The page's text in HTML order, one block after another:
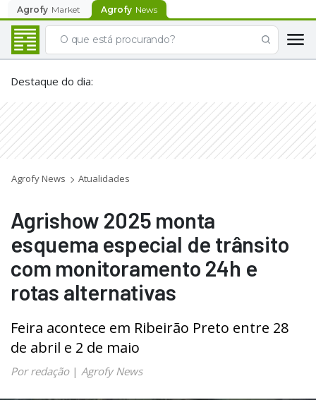
Agrofy Market Agrofy News
Destaque do dia:
Agrofy News Atualidades
Agrishow 2025 monta
esquema especial de trânsito
com monitoramento 24h e
rotas alternativas
Feira acontece em Ribeirão Preto entre 28
de abril e 2 de maio
Por redação| Agrofy News